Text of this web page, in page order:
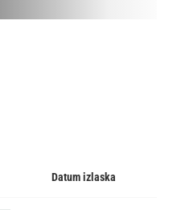
Datum izlaska